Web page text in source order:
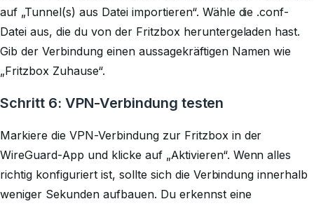
auf „Tunnel(s) aus Datei importieren“. Wähle die .conf-
Datei aus, die du von der Fritzbox heruntergeladen hast.
Gib der Verbindung einen aussagekräftigen Namen wie
„Fritzbox Zuhause“.
Schritt 6: VPN-Verbindung testen
Markiere die VPN-Verbindung zur Fritzbox in der
WireGuard-App und klicke auf „Aktivieren“. Wenn alles
richtig konfiguriert ist, sollte sich die Verbindung innerhalb
weniger Sekunden aufbauen. Du erkennst eine